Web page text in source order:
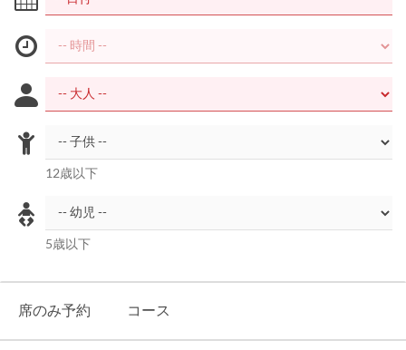
12歳以下
5歳以下
席のみ予約 コース